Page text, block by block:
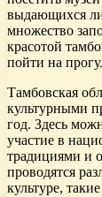
выдающихся
множество
красотой
пойти на
Тамбовская
культурными
год. Здесь
участие в
традициями и
проводятся
культуре,